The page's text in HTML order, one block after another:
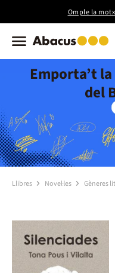
Omple la
Emporta’t
del
Llibres Novel·les Gèneres